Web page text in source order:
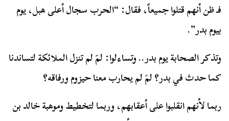
فـ ظن أنهم قتلوا جميعاً، فقال: “الحرب سجال أعلى هبل، يوم
بيوم بدر”.
وتذكر الصحابة يوم بدر.. وتساءلوا: لمَ لم تنزل الملائكة لتساندنا
كما حدث في بدر؟ لمَ لم يحارب معنا حيزوم ورفاقه؟
ربما لأنهم انقلبوا على أعقابهم، وربما لتخطيط وموهبة خالد بن